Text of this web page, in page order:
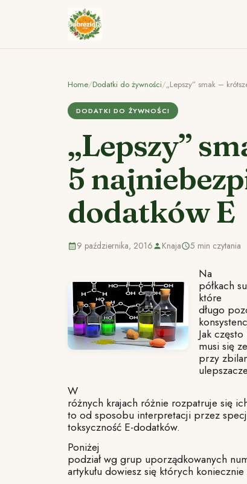
Home/Dodatki do żywności/„Lepszy” smak –
DODATKI DO ŻYWNOŚCI
„Lepszy”
5
dodatków E
9 października, 2016 Knaja 5 min czytania
Na
półkach
które
długo
Jak
musi się
przy
W
różnych krajach różnie rozpatruje się
to od sposobu interpretacji przez
toksyczność E-dodatków.
Poniżej
podział wg grup uporządkowanych
artykułu dowiesz się których koniecznie